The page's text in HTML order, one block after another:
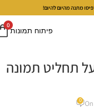
פיתוח תמונות
0
תחליט תמונה
0